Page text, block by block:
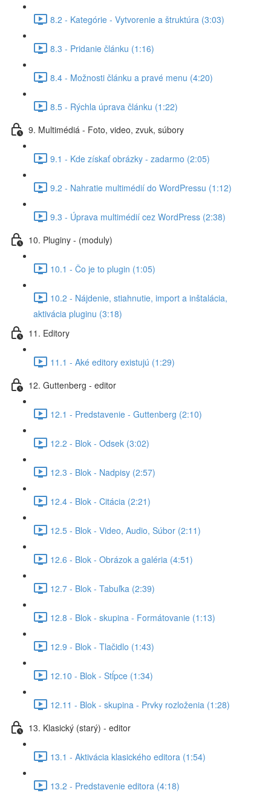
8.2 - Kategórie - Vytvorenie a štruktúra (3:03)
8.3 - Pridanie článku (1:16)
8.4 - Možnosti článku a pravé menu (4:20)
8.5 - Rýchla úprava článku (1:22)
9. Multimédiá - Foto, video, zvuk, súbory
9.1 - Kde získať obrázky - zadarmo (2:05)
9.2 - Nahratie multimédií do WordPressu (1:12)
9.3 - Úprava multimédií cez WordPress (2:38)
10. Pluginy - (moduly)
10.1 - Čo je to plugin (1:05)
10.2 - Nájdenie, stiahnutie, import a inštalácia,
aktivácia pluginu (3:18)
11. Editory
11.1 - Aké editory existujú (1:29)
12. Guttenberg - editor
12.1 - Predstavenie - Guttenberg (2:10)
12.2 - Blok - Odsek (3:02)
12.3 - Blok - Nadpisy (2:57)
12.4 - Blok - Citácia (2:21)
12.5 - Blok - Video, Audio, Súbor (2:11)
12.6 - Blok - Obrázok a galéria (4:51)
12.7 - Blok - Tabuľka (2:39)
12.8 - Blok - skupina - Formátovanie (1:13)
12.9 - Blok - Tlačidlo (1:43)
12.10 - Blok - Stĺpce (1:34)
12.11 - Blok - skupina - Prvky rozloženia (1:28)
13. Klasický (starý) - editor
13.1 - Aktivácia klasického editora (1:54)
13.2 - Predstavenie editora (4:18)